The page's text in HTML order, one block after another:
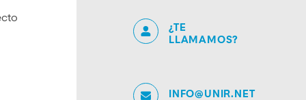
¿TE
LLAMAMOS?
INFO@UNIR.NET